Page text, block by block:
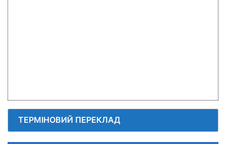
ТЕРМІНОВИЙ ПЕРЕКЛАД